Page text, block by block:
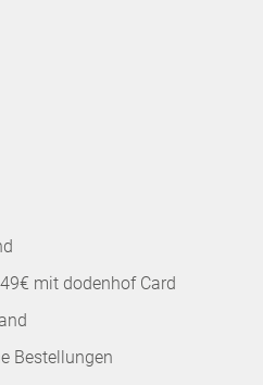
mit dodenhof Card
Bestellungen